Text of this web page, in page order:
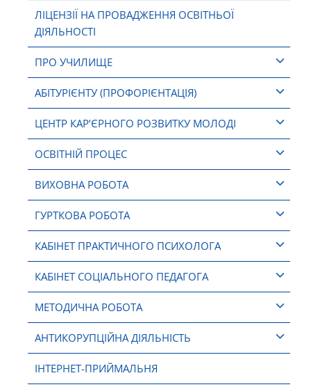
ЛІЦЕНЗІЇ НА ПРОВАДЖЕННЯ ОСВІТНЬОЇ
ДІЯЛЬНОСТІ
ПРО УЧИЛИЩЕ
АБІТУРІЄНТУ (ПРОФОРІЄНТАЦІЯ)
ЦЕНТР КАР’ЄРНОГО РОЗВИТКУ МОЛОДІ
ОСВІТНІЙ ПРОЦЕС
ВИХОВНА РОБОТА
ГУРТКОВА РОБОТА
КАБІНЕТ ПРАКТИЧНОГО ПСИХОЛОГА
КАБІНЕТ СОЦІАЛЬНОГО ПЕДАГОГА
МЕТОДИЧНА РОБОТА
АНТИКОРУПЦІЙНА ДІЯЛЬНІСТЬ
ІНТЕРНЕТ-ПРИЙМАЛЬНЯ